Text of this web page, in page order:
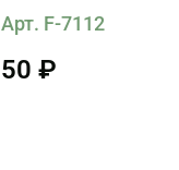
Арт. F-7112
50 ₽